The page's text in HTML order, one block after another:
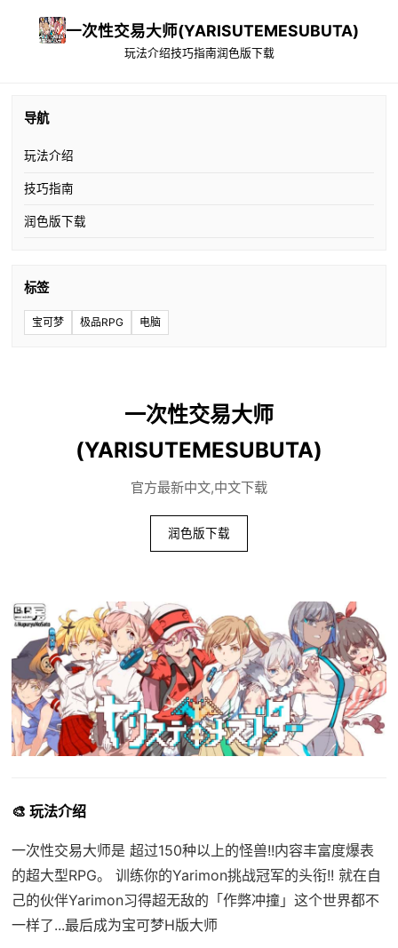
一次性交易大师(YARISUTEMESUBUTA)
玩法介绍技巧指南润色版下载
导航
玩法介绍
技巧指南
润色版下载
标签
宝可梦 极品RPG 电脑
一次性交易大师
(YARISUTEMESUBUTA)
官方最新中文,中文下载
润色版下载
🎨 玩法介绍
一次性交易大师是 超过150种以上的怪兽!!内容丰富度爆表
的超大型RPG。 训练你的Yarimon挑战冠军的头衔!! 就在自
己的伙伴Yarimon习得超无敌的「作弊冲撞」这个世界都不
一样了...最后成为宝可梦H版大师